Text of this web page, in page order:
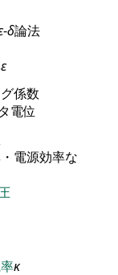
-δ論法
ε
係数
電位
電源効率な
κ